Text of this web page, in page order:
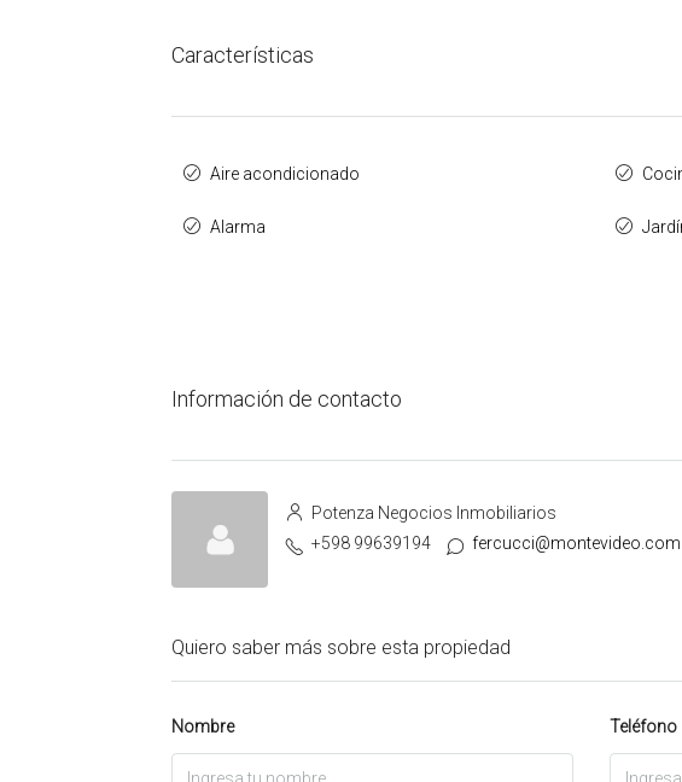
Características
Aire acondicionado
Alarma
Información de contacto
Potenza Negocios Inmobiliarios
+598 99639194
Quiero saber más sobre esta propiedad
Nombre Teléfono